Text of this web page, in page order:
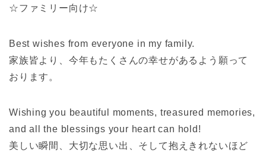
☆ファミリー向け☆
Best wishes from everyone in my family.
家族皆より、今年もたくさんの幸せがあるよう願って
おります。
Wishing you beautiful moments, treasured memories,
and all the blessings your heart can hold!
美しい瞬間、大切な思い出、そして抱えきれないほど